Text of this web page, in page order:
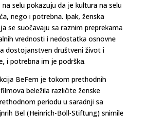
selu pokazuju da je kultura na selu
nego i potrebna. Ipak, ženska
se suočavaju sa raznim preprekama
vrednosti i nedostatka osnovne
dostojanstven društveni život i
i potrebna im je podrška.
BeFem je tokom prethodnih
beležila različite ženske
periodu u saradnji sa
Bel (Heinrich-Böll-Stiftung) snimile